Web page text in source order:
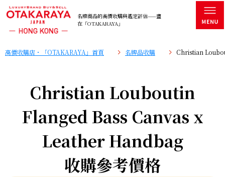
名牌商品的高價收購與鑑定評估——盡
在「OTAKARAYA」
高價收購店・「OTAKARAYA」首頁 名牌品收購 Christian
Christian Louboutin
Flanged Bass Canvas x
Leather Handbag
收購參考價格